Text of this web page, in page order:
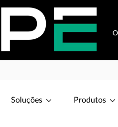
Soluções Produtos